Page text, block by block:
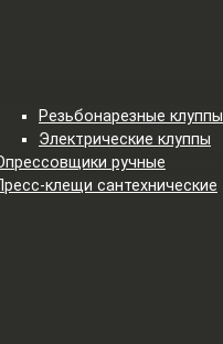
Резьбонарезные клуппы
Электрические клуппы
ручные
клещи сантехнические